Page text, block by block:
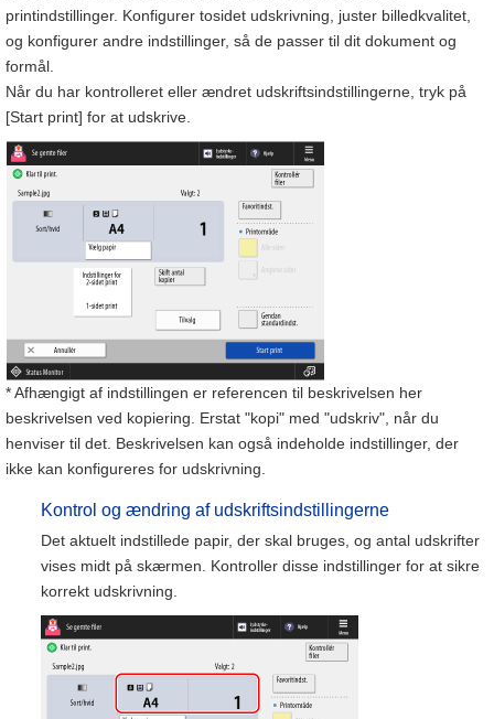
printindstillinger. Konfigurer tosidet udskrivning, juster billedkvalitet,
og konfigurer andre indstillinger, så de passer til dit dokument og
formål.
Når du har kontrolleret eller ændret udskriftsindstillingerne, tryk på
[Start print] for at udskrive.
* Afhængigt af indstillingen er referencen til beskrivelsen her
beskrivelsen ved kopiering. Erstat "kopi" med "udskriv", når du
henviser til det. Beskrivelsen kan også indeholde indstillinger, der
ikke kan konfigureres for udskrivning.
Kontrol og ændring af udskriftsindstillingerne
Det aktuelt indstillede papir, der skal bruges, og antal udskrifter
vises midt på skærmen. Kontroller disse indstillinger for at sikre
korrekt udskrivning.